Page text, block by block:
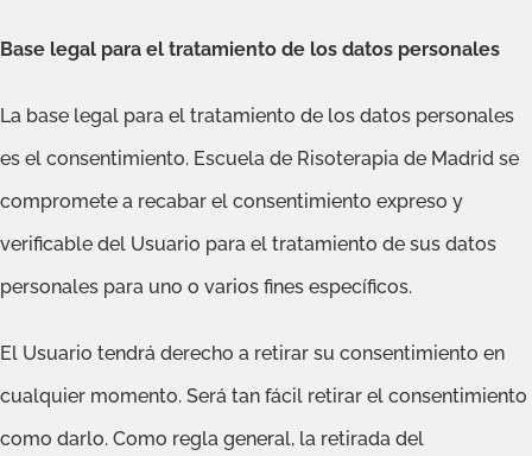
Base legal para el tratamiento de los datos personales
La base legal para el tratamiento de los datos personales
es el consentimiento. Escuela de Risoterapia de Madrid se
compromete a recabar el consentimiento expreso y
verificable del Usuario para el tratamiento de sus datos
personales para uno o varios fines específicos.
El Usuario tendrá derecho a retirar su consentimiento en
cualquier momento. Será tan fácil retirar el consentimiento
como darlo. Como regla general, la retirada del